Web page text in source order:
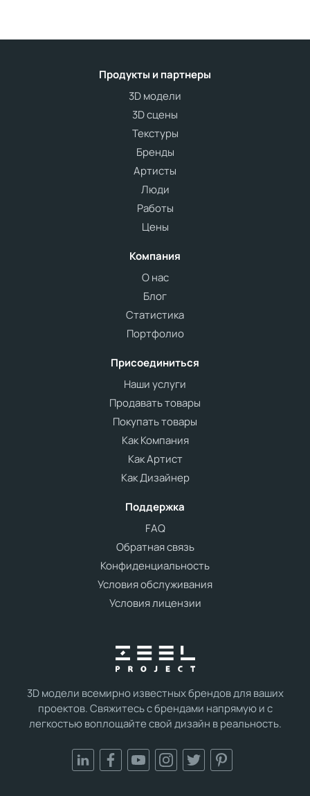
3D модели всемирно известных брендов для ваших
проектов. Свяжитесь с брендами напрямую и с
легкостью воплощайте свой дизайн в реальность.
Продукты и партнеры
3D модели
3D сцены
Текстуры
Бренды
Артисты
Люди
Работы
Цены
Компания
О нас
Блог
Статистика
Портфолио
Присоединиться
Наши услуги
Продавать товары
Покупать товары
Как Компания
Как Артист
Как Дизайнер
Поддержка
FAQ
Обратная связь
Конфиденциальность
Условия обслуживания
Условия лицензии